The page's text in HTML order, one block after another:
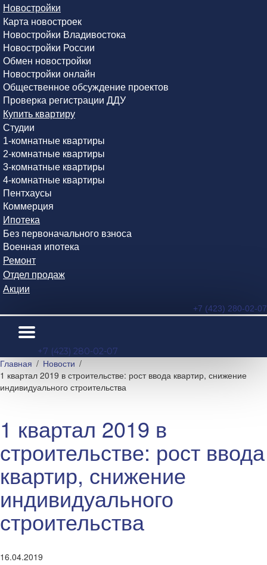
Новостройки
Карта новостроек
Новостройки Владивостока
Новостройки России
Обмен новостройки
Новостройки онлайн
Общественное обсуждение проектов
Проверка регистрации ДДУ
Купить квартиру
Студии
1-комнатные квартиры
2-комнатные квартиры
3-комнатные квартиры
4-комнатные квартиры
Пентхаусы
Коммерция
Ипотека
Без первоначального взноса
Военная ипотека
Ремонт
Отдел продаж
Акции
+7 (423) 280-02-07
+7 (423) 280-02-07
Главная
Новости
1 квартал 2019 в строительстве: рост ввода квартир, снижение
индивидуального строительства
1 квартал 2019 в
строительстве: рост ввода
квартир, снижение
индивидуального
строительства
16.04.2019